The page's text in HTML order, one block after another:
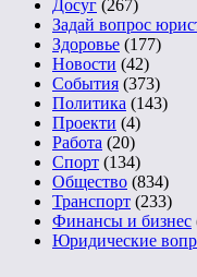
Досуг (267)
Задай вопрос
Здоровье (177)
Новости (42)
События (373)
Политика (143)
Проекти (4)
Работа (20)
Спорт (134)
Общество (834)
Транспорт (233)
Финансы и бизнес
Юридические